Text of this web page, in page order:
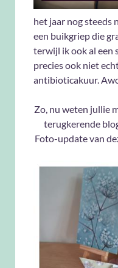
het jaar nog steeds
een buikgriep die
terwijl ik ook al een
precies ook niet
antibioticakuur.
Zo, nu weten jullie
terugkerende
Foto-update van